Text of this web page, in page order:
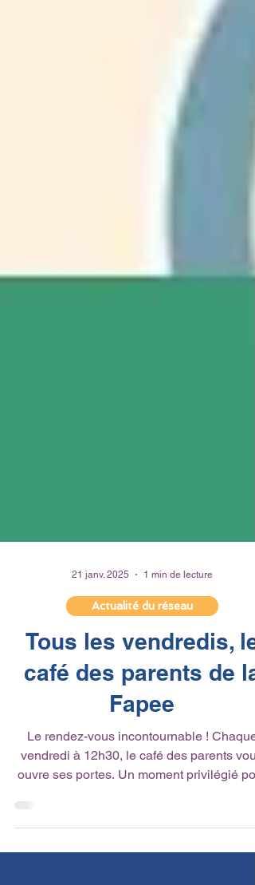
21 janv. 2025 1 min de lecture
Actualité du réseau
Tous les vendredis, le
café des parents de la
Fapee
Le rendez-vous incontournable ! Chaque
vendredi à 12h30, le café des parents vous